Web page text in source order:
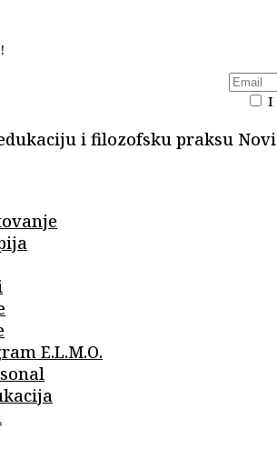
I
i filozofsku praksu Novi
E.L.M.O.